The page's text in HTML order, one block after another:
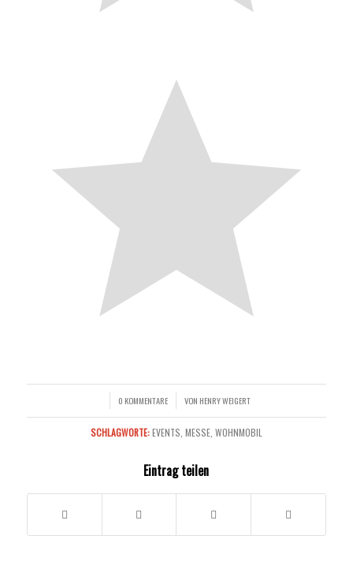
0 KOMMENTARE
/ VON HENRY WEIGERT
SCHLAGWORTE:EVENTS MESSE, WOHNMOBIL
Eintrag teilen